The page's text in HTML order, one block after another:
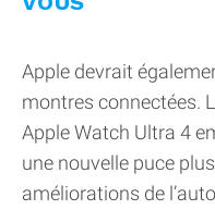
Apple devrait
montres connectées.
Apple Watch Ultra 4
une nouvelle puce
améliorations de